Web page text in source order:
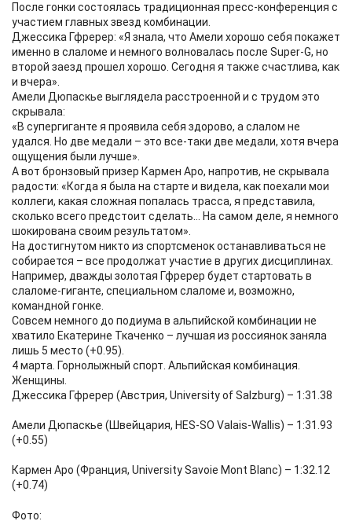
После гонки состоялась традиционная пресс-конференция с
участием главных звезд комбинации.
Джессика Гфререр: «Я знала, что Амели хорошо себя покажет
именно в слаломе и немного волновалась после Super-G, но
второй заезд прошел хорошо. Сегодня я также счастлива, как
и вчера».
Амели Дюпаскье выглядела расстроенной и с трудом это
скрывала:
«В супергиганте я проявила себя здорово, а слалом не
удался. Но две медали – это все-таки две медали, хотя вчера
ощущения были лучше».
А вот бронзовый призер Кармен Аро, напротив, не скрывала
радости: «Когда я была на старте и видела, как поехали мои
коллеги, какая сложная попалась трасса, я представила,
сколько всего предстоит сделать… На самом деле, я немного
шокирована своим результатом».
На достигнутом никто из спортсменок останавливаться не
собирается – все продолжат участие в других дисциплинах.
Например, дважды золотая Гфререр будет стартовать в
слаломе-гиганте, специальном слаломе и, возможно,
командной гонке.
Совсем немного до подиума в альпийской комбинации не
хватило Екатерине Ткаченко – лучшая из россиянок заняла
лишь 5 место (+0.95).
4 марта. Горнолыжный спорт. Альпийская комбинация.
Женщины.
Джессика Гфререр (Австрия, University of Salzburg) – 1:31.38
Амели Дюпаскье (Швейцария, HES-SO Valais-Wallis) – 1:31.93
(+0.55)
Кармен Аро (Франция, University Savoie Mont Blanc) – 1:32.12
(+0.74)
Фото: